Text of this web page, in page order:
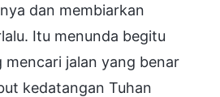
dan membiarkan
Itu menunda begitu
jalan yang benar
kedatangan Tuhan